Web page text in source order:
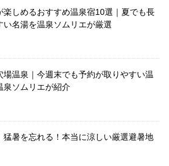
楽しめるおすすめ温泉宿10選｜夏でも長
い名湯を温泉ソムリエが厳選
場温泉｜今週末でも予約が取りやすい温
泉ソムリエが紹介
猛暑を忘れる！本当に涼しい厳選避暑地